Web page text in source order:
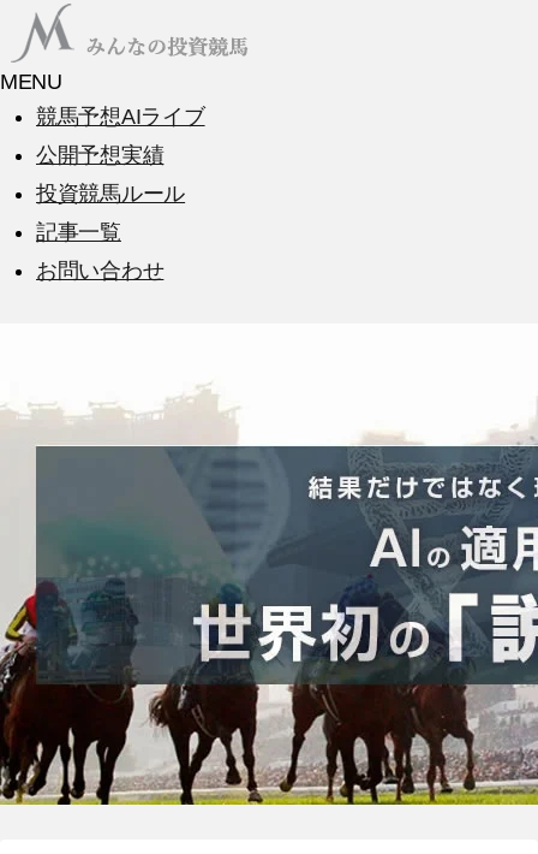
MENU
競馬予想AIライブ
公開予想実績
投資競馬ルール
記事一覧
お問い合わせ